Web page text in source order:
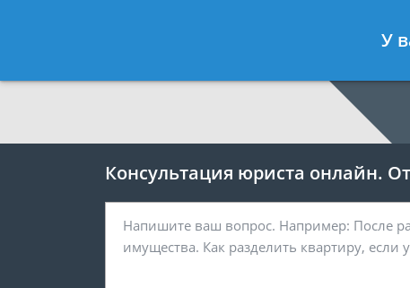
7 812 467-38-
Консультация юриста онлайн.
У